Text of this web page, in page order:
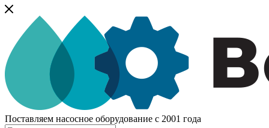
Поставляем насосное оборудование с 2001 года